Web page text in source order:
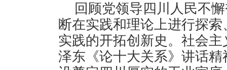
回顾党领导四川人民不
断在实践和理论上进行探
实践的开拓创新史。社会
泽东《论十大关系》讲话